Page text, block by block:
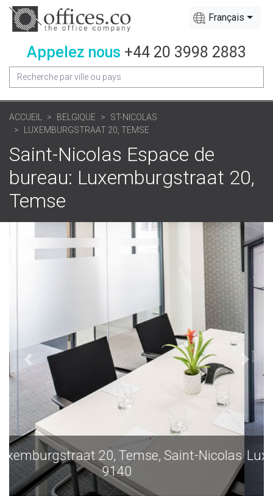
Français
Appelez nous +44 20 3998 2883
ACCUEIL BELGIQUE
ST-NICOLAS
LUXEMBURGSTRAAT 20, TEMSE
Saint-Nicolas Espace de
bureau: Luxemburgstraat 20,
Temse
Luxemburgstraat 20, Temse, Saint-Nicolas
9140